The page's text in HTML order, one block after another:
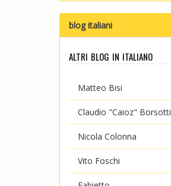
blog italiani
altri blog in italiano
Matteo Bisi
Claudio "Caioz" Borsotti
Nicola Colonna
Vito Foschi